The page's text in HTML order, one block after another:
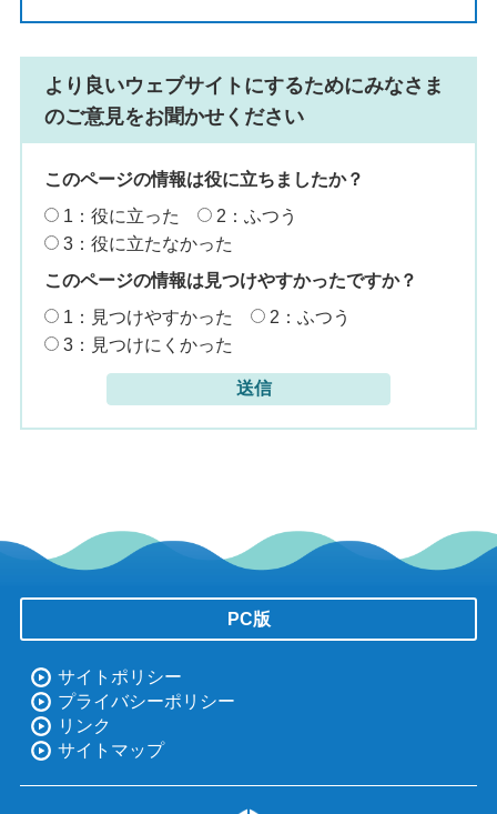
より良いウェブサイトにするためにみなさま
のご意見をお聞かせください
このページの情報は役に立ちましたか？
1：役に立った
2：ふつう
3：役に立たなかった
このページの情報は見つけやすかったですか？
1：見つけやすかった
2：ふつう
3：見つけにくかった
PC版
サイトポリシー
プライバシーポリシー
リンク
サイトマップ